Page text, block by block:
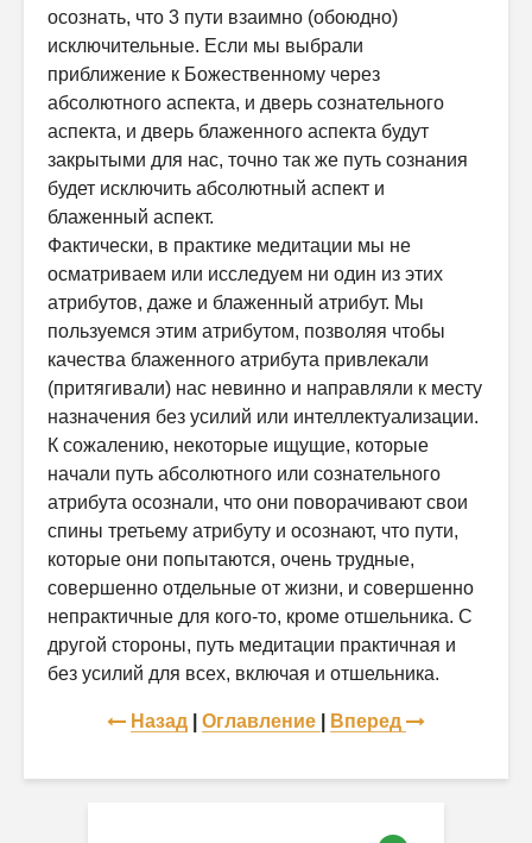
осознать, что 3 пути взаимно (обоюдно)
исключительные. Если мы выбрали
приближение к Божественному через
абсолютного аспекта, и дверь сознательного
аспекта, и дверь блаженного аспекта будут
закрытыми для нас, точно так же путь сознания
будет исключить абсолютный аспект и
блаженный аспект.
Фактически, в практике медитации мы не
осматриваем или исследуем ни один из этих
атрибутов, даже и блаженный атрибут. Мы
пользуемся этим атрибутом, позволяя чтобы
качества блаженного атрибута привлекали
(притягивали) нас невинно и направляли к месту
назначения без усилий или интеллектуализации.
К сожалению, некоторые ищущие, которые
начали путь абсолютного или сознательного
атрибута осознали, что они поворачивают свои
спины третьему атрибуту и осознают, что пути,
которые они попытаются, очень трудные,
совершенно отдельные от жизни, и совершенно
непрактичные для кого-то, кроме отшельника. С
другой стороны, путь медитации практичная и
без усилий для всех, включая и отшельника.
Назад Оглавление Вперед